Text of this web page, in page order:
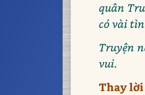
quân
có vài
Truyện
vui.
Thay